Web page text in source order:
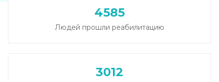
4585
Людей прошли реабилитацию
3012